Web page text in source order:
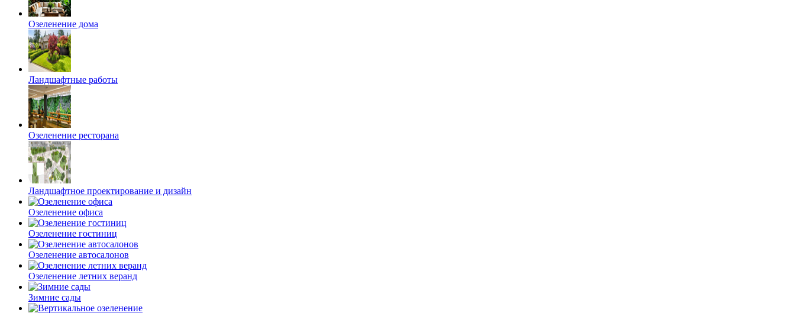
Озеленение дома
Ландшафтные работы
Озеленение ресторана
Ландшафтное проектирование и дизайн
Озеленение офиса
Озеленение гостиниц
Озеленение автосалонов
Озеленение летних веранд
Зимние сады